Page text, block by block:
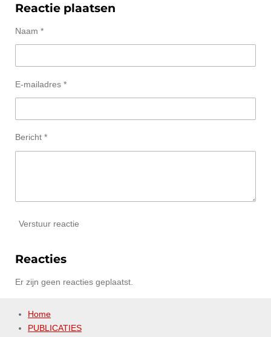
Reactie plaatsen
Naam *
E-mailadres *
Bericht *
Verstuur reactie
Reacties
Er zijn geen reacties geplaatst.
Home
PUBLICATIES